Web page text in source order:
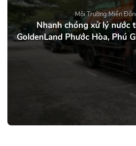
Môi Trường Miền
Nhanh chóng xử lý nước
GoldenLand Phước Hòa, Phú